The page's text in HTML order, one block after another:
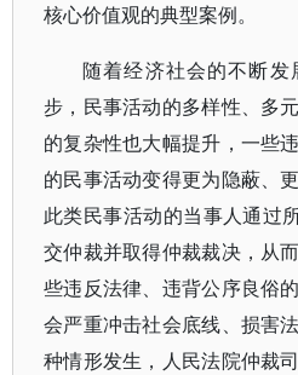
核心价值观的典型案例。
随着经济社会的不断
步，民事活动的多样性、多
的复杂性也大幅提升，一些
的民事活动变得更为隐蔽、
此类民事活动的当事人通过
交仲裁并取得仲裁裁决，从
些违反法律、违背公序良俗
会严重冲击社会底线、损害
种情形发生，人民法院仲裁